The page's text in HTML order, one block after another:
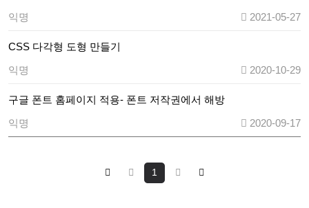
익명
2021-05-27
CSS 다각형 도형 만들기
익명
2020-10-29
구글 폰트 홈페이지 적용- 폰트 저작권에서 해방
익명
2020-09-17
1